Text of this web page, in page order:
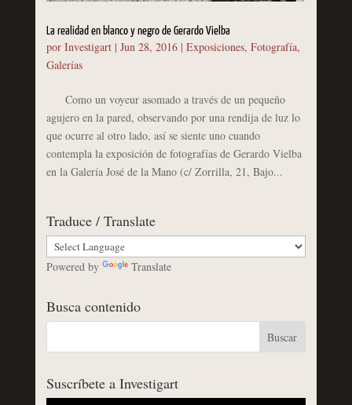
La realidad en blanco y negro de Gerardo Vielba
por Investigart| Jun 28, 2016| Exposiciones, Fotografía,
Galerías
Como un voyeur asomado a través de un pequeño
agujero en la pared, observando por una rendija de luz lo
que ocurre al otro lado, así se siente uno cuando
contempla la exposición de fotografías de Gerardo Vielba
en la Galería José de la Mano (c/ Zorrilla, 21, Bajo...
Traduce / Translate
Powered by Translate
Busca contenido
Suscríbete a Investigart